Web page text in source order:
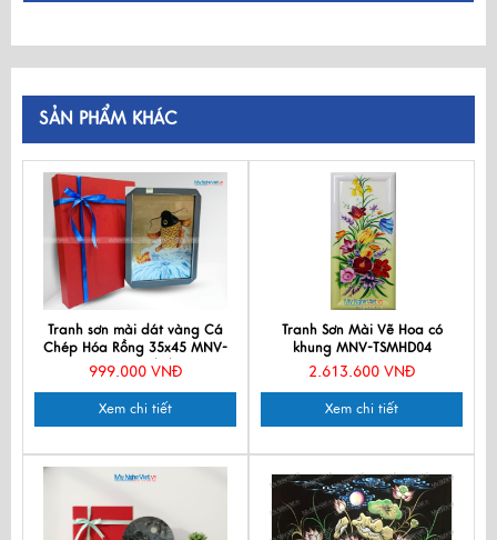
SẢN PHẨM KHÁC
Tranh sơn mài dát vàng Cá
Chép Hóa Rồng 35x45 MNV-
TSM3545/4/2
999.000 VNĐ
Xem chi tiết
Tranh Sơn Mài Vẽ Hoa có
khung MNV-TSMHD04
2.613.600 VNĐ
Xem chi tiết